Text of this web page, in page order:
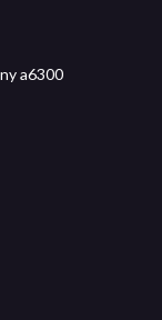
a6300